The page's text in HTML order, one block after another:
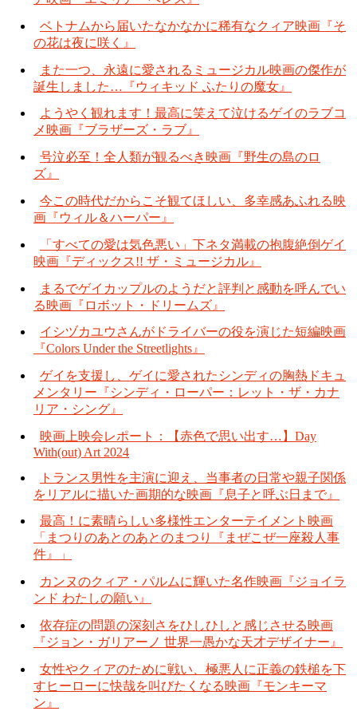
ベトナムから届いたなかなかに稀有なクィア映画『そ
の花は夜に咲く』
また一つ、永遠に愛されるミュージカル映画の傑作が
誕生しました…『ウィキッド ふたりの魔女』
ようやく観れます！最高に笑えて泣けるゲイのラブコ
メ映画『ブラザーズ・ラブ』
号泣必至！全人類が観るべき映画『野生の島のロ
ズ』
今この時代だからこそ観てほしい、多幸感あふれる映
画『ウィル＆ハーパー』
「すべての愛は気色悪い」下ネタ満載の抱腹絶倒ゲイ
映画『ディックス!! ザ・ミュージカル』
まるでゲイカップルのようだと評判と感動を呼んでい
る映画『ロボット・ドリームズ』
イシヅカユウさんがドライバーの役を演じた短編映画
『Colors Under the Streetlights』
ゲイを支援し、ゲイに愛されたシンディの胸熱ドキュ
メンタリー『シンディ・ローパー：レット・ザ・カナ
リア・シング』
映画上映会レポート：【赤色で思い出す…】Day
With(out) Art 2024
トランス男性を主演に迎え、当事者の日常や親子関係
をリアルに描いた画期的な映画『息子と呼ぶ日まで』
最高！に素晴らしい多様性エンターテイメント映画
「まつりのあとのあとのまつり『まぜこぜ一座殺人事
件』」
カンヌのクィア・パルムに輝いた名作映画『ジョイラ
ンド わたしの願い』
依存症の問題の深刻さをひしひしと感じさせる映画
『ジョン・ガリアーノ 世界一愚かな天才デザイナー』
女性やクィアのために戦い、極悪人に正義の鉄槌を下
すヒーローに快哉を叫びたくなる映画『モンキーマ
ン』